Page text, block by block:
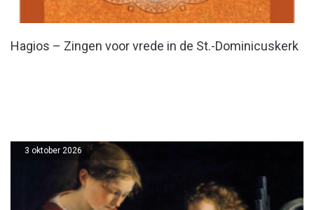
Hagios – Zingen voor vrede in de St.-Dominicuskerk
3 oktober 2026